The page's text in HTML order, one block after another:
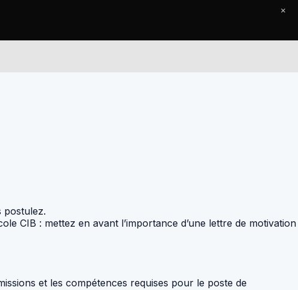
postulez.
CIB : mettez en avant l’importance d’une lettre de motivation
et les compétences requises pour le poste de
×